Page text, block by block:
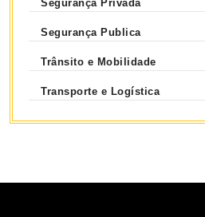
Segurança Privada
Segurança Publica
Trânsito e Mobilidade
Transporte e Logística